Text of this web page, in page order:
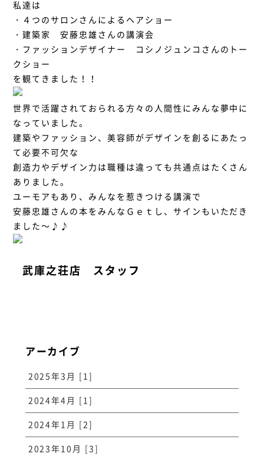
私達は
・４つのサロンさんによるヘアショー
・建築家 安藤忠雄さんの講演会
・ファッションデザイナー コシノジュンコさんのトー
クショー
を観てきました！！
世界で活躍されておられる方々の人間性にみんな夢中に
なっていました。
建築やファッション、美容師がデザインを創るにあたっ
て必要不可欠な
創造力やデザイン力は職種は違っても共通点はたくさん
ありました。
ユーモアもあり、みんなを惹きつける講演で
安藤忠雄さんの本をみんなＧｅｔし、サインもいただき
ました～♪♪
武庫之荘店 スタッフ
アーカイブ
2025年3月 [1]
2024年4月 [1]
2024年1月 [2]
2023年10月 [3]